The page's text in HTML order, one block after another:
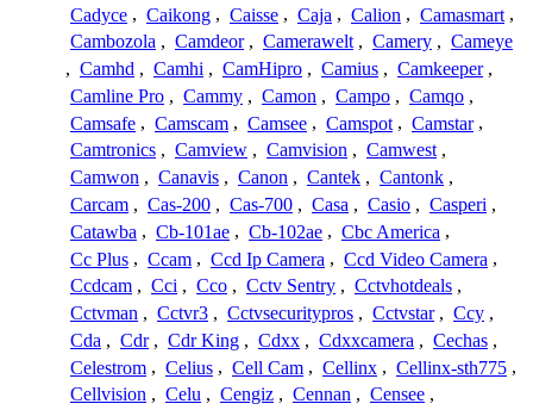
Cadyce , Caikong , Caisse , Caja , Calion , Camasmart ,
Cambozola , Camdeor , Camerawelt , Camery , Cameye
, Camhd , Camhi , CamHipro , Camius , Camkeeper ,
Camline Pro , Cammy , Camon , Campo , Camqo ,
Camsafe , Camscam , Camsee , Camspot , Camstar ,
Camtronics , Camview , Camvision , Camwest ,
Camwon , Canavis , Canon , Cantek , Cantonk ,
Carcam , Cas-200 , Cas-700 , Casa , Casio , Casperi ,
Catawba , Cb-101ae , Cb-102ae , Cbc America ,
Cc Plus , Ccam , Ccd Ip Camera , Ccd Video Camera ,
Ccdcam , Cci , Cco , Cctv Sentry , Cctvhotdeals ,
Cctvman , Cctvr3 , Cctvsecuritypros , Cctvstar , Ccy ,
Cda , Cdr , Cdr King , Cdxx , Cdxxcamera , Cechas ,
Celestrom , Celius , Cell Cam , Cellinx , Cellinx-sth775 ,
Cellvision , Celu , Cengiz , Cennan , Censee ,